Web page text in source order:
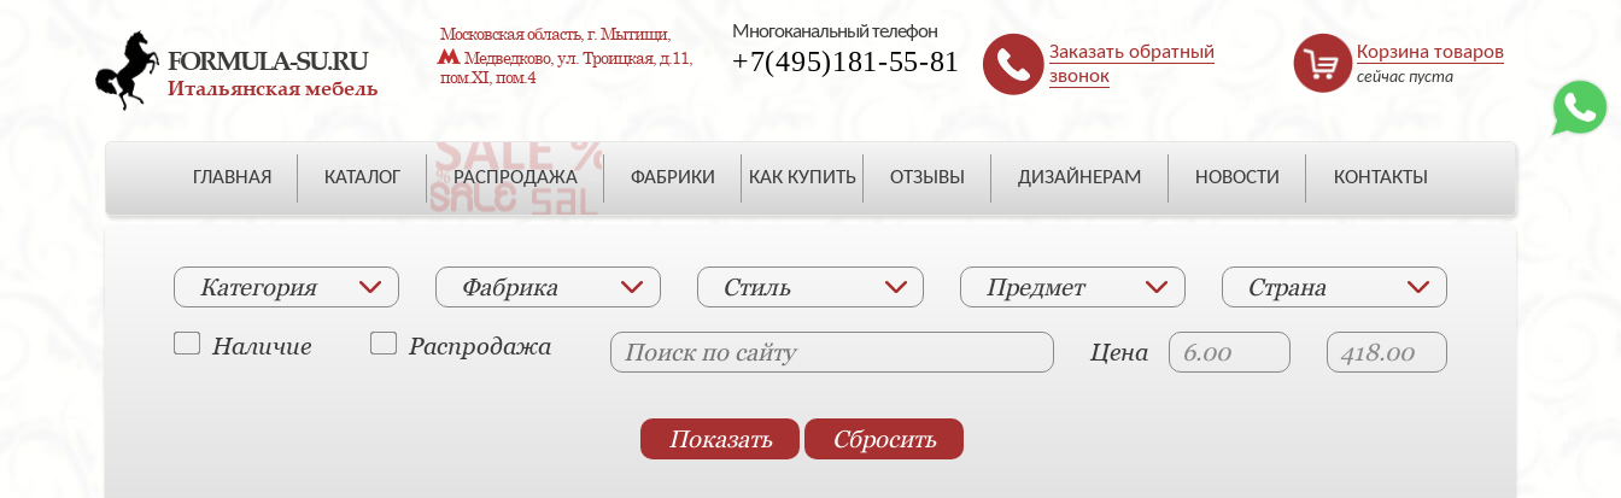
FORMULA-SU.RU
Итальянская мебель
Московская область, г. Мытищи,
Медведково, ул. Троицкая, д.11,
пом.XI, пом.4
Многоканальный телефон
+7(495)181-55-81
Заказать обратный
звонок
Корзина товаров
сейчас пуста
ГЛАВНАЯ КАТАЛОГ РАСПРОДАЖА ФАБРИКИ КАК КУПИТЬ ОТЗЫВЫ ДИЗАЙНЕРАМ НОВОСТИ КОНТАКТЫ
Категория Фабрика Стиль Предмет Страна
Наличие Распродажа Цена